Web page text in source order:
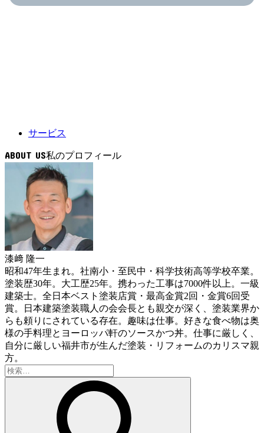
サービス
ABOUT US
漆﨑 隆一
昭和47年生まれ。社南小・至民中・科学技術高等学校卒業。
塗装歴30年。大工歴25年。携わった工事は7000件以上。一級
建築士。全日本ベスト塗装店賞・最高金賞2回・金賞6回受
賞。日本建築塗装職人の会会長とも親交が深く、塗装業界か
らも頼りにされている存在。趣味は仕事。好きな食べ物は奥
様の手料理とヨーロッパ軒のソースかつ丼。仕事に厳しく、
自分に厳しい福井市が生んだ塗装・リフォームのカリスマ親
方。
検